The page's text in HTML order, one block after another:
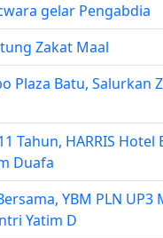
gelar Pengabdia
Zakat Maal
Plaza Batu, Salurkan
Tahun, HARRIS
Duafa
YBM PLN UP3
Yatim D